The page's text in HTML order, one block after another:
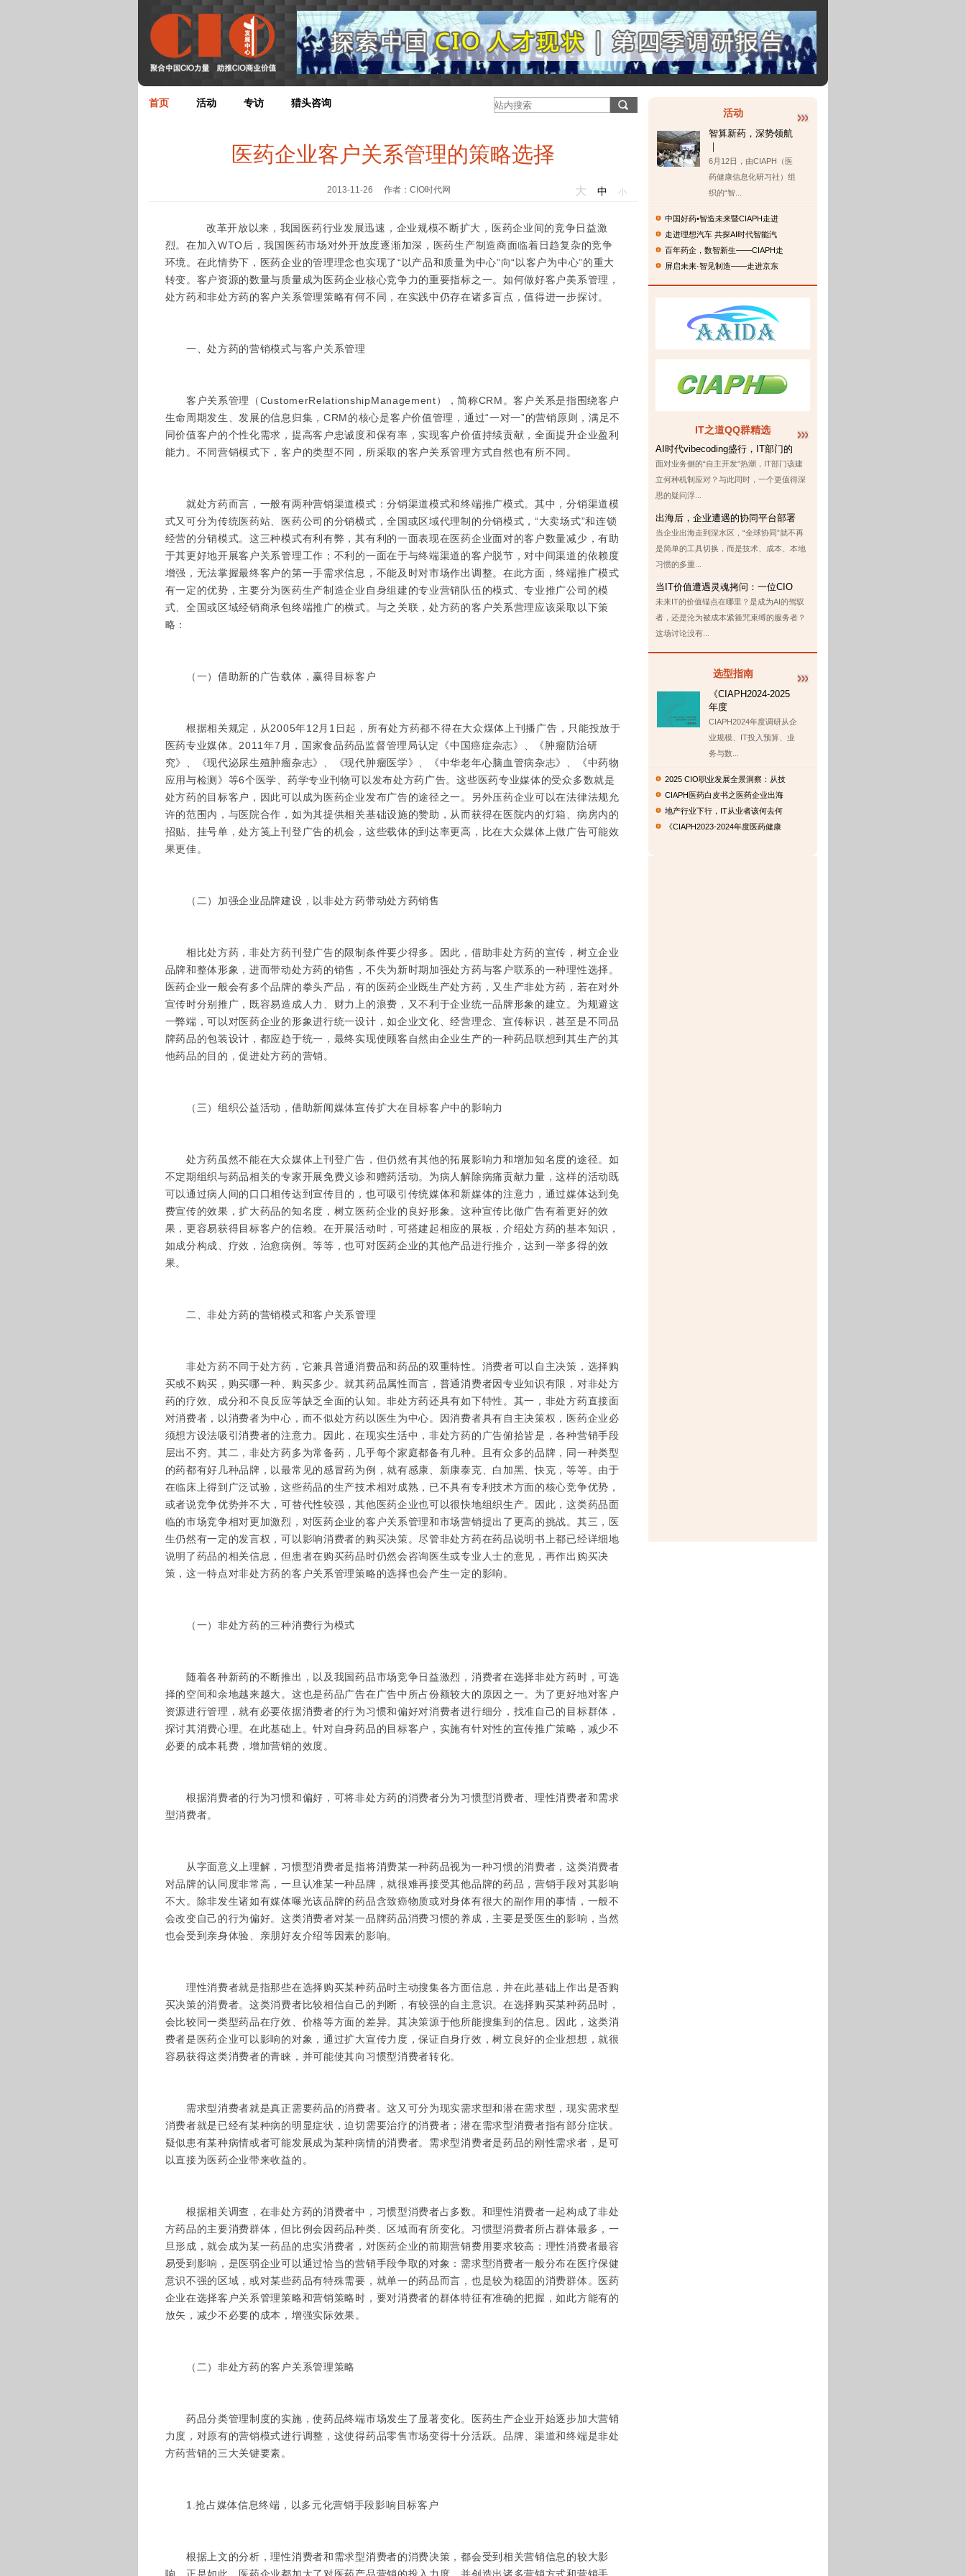
首页 活动 专访 猎头咨询
医药企业客户关系管理的策略选择
2013-11-26 作者：CIO时代网 大 中 小
改革开放以来，我国医药行业发展迅速，企业规模不断扩大，医药企业间的竞争日益激
烈。在加入WTO后，我国医药市场对外开放度逐渐加深，医药生产制造商面临着日趋复杂的竞争
环境。在此情势下，医药企业的管理理念也实现了“以产品和质量为中心”向“以客户为中心”的重大
转变。客户资源的数量与质量成为医药企业核心竞争力的重要指标之一。如何做好客户美系管理，
处方药和非处方药的客户关系管理策略有何不同，在实践中仍存在诸多盲点，值得进一步探讨。
一、处方药的营销模式与客户关系管理
客户关系管理（CustomerRelationshipManagement），简称CRM。客户关系是指围绕客户
生命周期发生、发展的信息归集，CRM的核心是客户价值管理，通过“一对一”的营销原则，满足不
同价值客户的个性化需求，提高客户忠诚度和保有率，实现客户价值持续贡献，全面提升企业盈利
能力。不同营销模式下，客户的类型不同，所采取的客户关系管理方式自然也有所不同。
就处方药而言，一般有两种营销渠道模式：分销渠道模式和终端推广模式。其中，分销渠道模
式又可分为传统医药站、医药公司的分销横式，全国或区域代理制的分销模式，“大卖场式”和连锁
经营的分销模式。这三种模式有利有弊，其有利的一面表现在医药企业面对的客户数量减少，有助
于其更好地开展客户关系管理工作；不利的一面在于与终端渠道的客户脱节，对中间渠道的依赖度
增强，无法掌握最终客户的第一手需求信息，不能及时对市场作出调整。在此方面，终端推广模式
有一定的优势，主要分为医药生产制造企业自身组建的专业营销队伍的模式、专业推广公司的模
式、全国或区域经销商承包终端推广的横式。与之关联，处方药的客户关系营理应该采取以下策
略：
（一）借助新的广告载体，赢得目标客户
根据相关规定，从2005年12月1日起，所有处方药都不得在大众煤体上刊播广告，只能投放于
医药专业媒体。2011年7月，国家食品药品监督管理局认定《中国癌症杂志》、《肿瘤防治研
究》、《现代泌尿生殖肿瘤杂志》、《现代肿瘤医学》、《中华老年心脑血管病杂志》、《中药物
应用与检测》等6个医学、药学专业刊物可以发布处方药广告。这些医药专业媒体的受众多数就是
处方药的目标客户，因此可以成为医药企业发布广告的途径之一。另外压药企业可以在法律法规允
许的范围内，与医院合作，如为其提供相关基础设施的赞助，从而获得在医院内的灯箱、病房内的
招贴、挂号单，处方笺上刊登广告的机会，这些载体的到达率更高，比在大众媒体上做广告可能效
果更佳。
（二）加强企业品牌建设，以非处方药带动处方药销售
相比处方药，非处方药刊登广告的限制条件要少得多。因此，借助非处方药的宣传，树立企业
品牌和整体形象，进而带动处方药的销售，不失为新时期加强处方药与客户联系的一种理性选择。
医药企业一般会有多个品牌的拳头产品，有的医药企业既生产处方药，又生产非处方药，若在对外
宣传时分别推广，既容易造成人力、财力上的浪费，又不利于企业统一品牌形象的建立。为规避这
一弊端，可以对医药企业的形象进行统一设计，如企业文化、经营理念、宣传标识，甚至是不同品
牌药品的包装设计，都应趋于统一，最终实现使顾客自然由企业生产的一种药品联想到其生产的其
他药品的目的，促进处方药的营销。
（三）组织公益活动，借助新闻媒体宣传扩大在目标客户中的影响力
处方药虽然不能在大众媒体上刊登广告，但仍然有其他的拓展影响力和增加知名度的途径。如
不定期组织与药品相关的专家开展免费义诊和赠药活动。为病人解除病痛贡献力量，这样的活动既
可以通过病人间的口口相传达到宣传目的，也可吸引传统媒体和新媒体的注意力，通过媒体达到免
费宣传的效果，扩大药品的知名度，树立医药企业的良好形象。这种宣传比做广告有着更好的效
果，更容易获得目标客户的信赖。在开展活动时，可搭建起相应的展板，介绍处方药的基本知识，
如成分构成、疗效，治愈病例。等等，也可对医药企业的其他产品进行推介，达到一举多得的效
果。
二、非处方药的营销模式和客户关系管理
非处方药不同于处方药，它兼具普通消费品和药品的双重特性。消费者可以自主决策，选择购
买或不购买，购买哪一种、购买多少。就其药品属性而言，普通消费者因专业知识有限，对非处方
药的疗效、成分和不良反应等缺乏全面的认知。非处方药还具有如下特性。其一，非处方药直接面
对消费者，以消费者为中心，而不似处方药以医生为中心。因消费者具有自主决策权，医药企业必
须想方设法吸引消费者的注意力。因此，在现实生活中，非处方药的广告俯拾皆是，各种营销手段
层出不穷。其二，非处方药多为常备药，几乎每个家庭都备有几种。且有众多的品牌，同一种类型
的药都有好几种品牌，以最常见的感冒药为例，就有感康、新康泰克、白加黑、快克，等等。由于
在临床上得到广泛试验，这些药品的生产技术相对成熟，已不具有专利技术方面的核心竞争优势，
或者说竞争优势并不大，可替代性较强，其他医药企业也可以很快地组织生产。因此，这类药品面
临的市场竞争相对更加激烈，对医药企业的客户关系管理和市场营销提出了更高的挑战。其三，医
生仍然有一定的发言权，可以影响消费者的购买决策。尽管非处方药在药品说明书上都已经详细地
说明了药品的相关信息，但患者在购买药品时仍然会咨询医生或专业人士的意见，再作出购买决
策，这一特点对非处方药的客户关系管理策略的选择也会产生一定的影响。
（一）非处方药的三种消费行为模式
随着各种新药的不断推出，以及我国药品市场竞争日益激烈，消费者在选择非处方药时，可选
择的空间和余地越来越大。这也是药品广告在广告中所占份额较大的原因之一。为了更好地对客户
资源进行管理，就有必要依据消费者的行为习惯和偏好对消费者进行细分，找准自己的目标群体，
探讨其消费心理。在此基础上。针对自身药品的目标客户，实施有针对性的宣传推广策略，减少不
必要的成本耗费，增加营销的效度。
根据消费者的行为习惯和偏好，可将非处方药的消费者分为习惯型消费者、理性消费者和需求
型消费者。
从字面意义上理解，习惯型消费者是指将消费某一种药品视为一种习惯的消费者，这类消费者
对品牌的认同度非常高，一旦认准某一种品牌，就很难再接受其他品牌的药品，营销手段对其影响
不大。除非发生诸如有媒体曝光该品牌的药品含致癌物质或对身体有很大的副作用的事情，一般不
会改变自己的行为偏好。这类消费者对某一品牌药品消费习惯的养成，主要是受医生的影响，当然
也会受到亲身体验、亲朋好友介绍等因素的影响。
理性消费者就是指那些在选择购买某种药品时主动搜集各方面信息，并在此基础上作出是否购
买决策的消费者。这类消费者比较相信自己的判断，有较强的自主意识。在选择购买某种药品时，
会比较同一类型药品在疗效、价格等方面的差异。其决策源于他所能搜集到的信息。因此，这类消
费者是医药企业可以影响的对象，通过扩大宣传力度，保证自身疗效，树立良好的企业想想，就很
容易获得这类消费者的青睐，并可能使其向习惯型消费者转化。
需求型消费者就是真正需要药品的消费者。这又可分为现实需求型和潜在需求型，现实需求型
消费者就是已经有某种病的明显症状，迫切需要治疗的消费者；潜在需求型消费者指有部分症状。
疑似患有某种病情或者可能发展成为某种病情的消费者。需求型消费者是药品的刚性需求者，是可
以直接为医药企业带来收益的。
根据相关调查，在非处方药的消费者中，习惯型消费者占多数。和理性消费者一起构成了非处
方药品的主要消费群体，但比例会因药品种类、区域而有所变化。习惯型消费者所占群体最多，一
旦形成，就会成为某一药品的忠实消费者，对医药企业的前期营销费用要求较高：理性消费者最容
易受到影响，是医弱企业可以通过恰当的营销手段争取的对象：需求型消费者一般分布在医疗保健
意识不强的区域，或对某些药品有特殊需要，就单一的药品而言，也是较为稳固的消费群体。医药
企业在选择客户关系管理策略和营销策略时，要对消费者的群体特征有准确的把握，如此方能有的
放矢，减少不必要的成本，增强实际效果。
（二）非处方药的客户关系管理策略
药品分类管理制度的实施，使药品终端市场发生了显著变化。医药生产企业开始逐步加大营销
力度，对原有的营销模式进行调整，这使得药品零售市场变得十分活跃。品牌、渠道和终端是非处
方药营销的三大关键要素。
1.抢占媒体信息终端，以多元化营销手段影响目标客户
根据上文的分析，理性消费者和需求型消费者的消费决策，都会受到相关营销信息的较大影
活动
智算新药，深势领航
｜
6月12日，由CIAPH（医
药健康信息化研习社）组
织的“智...
中国好药•智造未来暨CIAPH走进
走进理想汽车 共探AI时代智能汽
百年药企，数智新生——CIAPH走
屏启未来·智见制造——走进京东
IT之道QQ群精选
AI时代vibecoding盛行，IT部门的
面对业务侧的“自主开发”热潮，IT部门该建
立何种机制应对？与此同时，一个更值得深
思的疑问浮...
出海后，企业遭遇的协同平台部署
当企业出海走到深水区，“全球协同”就不再
是简单的工具切换，而是技术、成本、本地
习惯的多重...
当IT价值遭遇灵魂拷问：一位CIO
未来IT的价值锚点在哪里？是成为AI的驾驭
者，还是沦为被成本紧箍咒束缚的服务者？
这场讨论没有...
选型指南
《CIAPH2024-2025
年度
CIAPH2024年度调研从企
业规模、IT投入预算、业
务与数...
2025 CIO职业发展全景洞察：从技
CIAPH医药白皮书之医药企业出海
地产行业下行，IT从业者该何去何
​《CIAPH2023-2024年度医药健康